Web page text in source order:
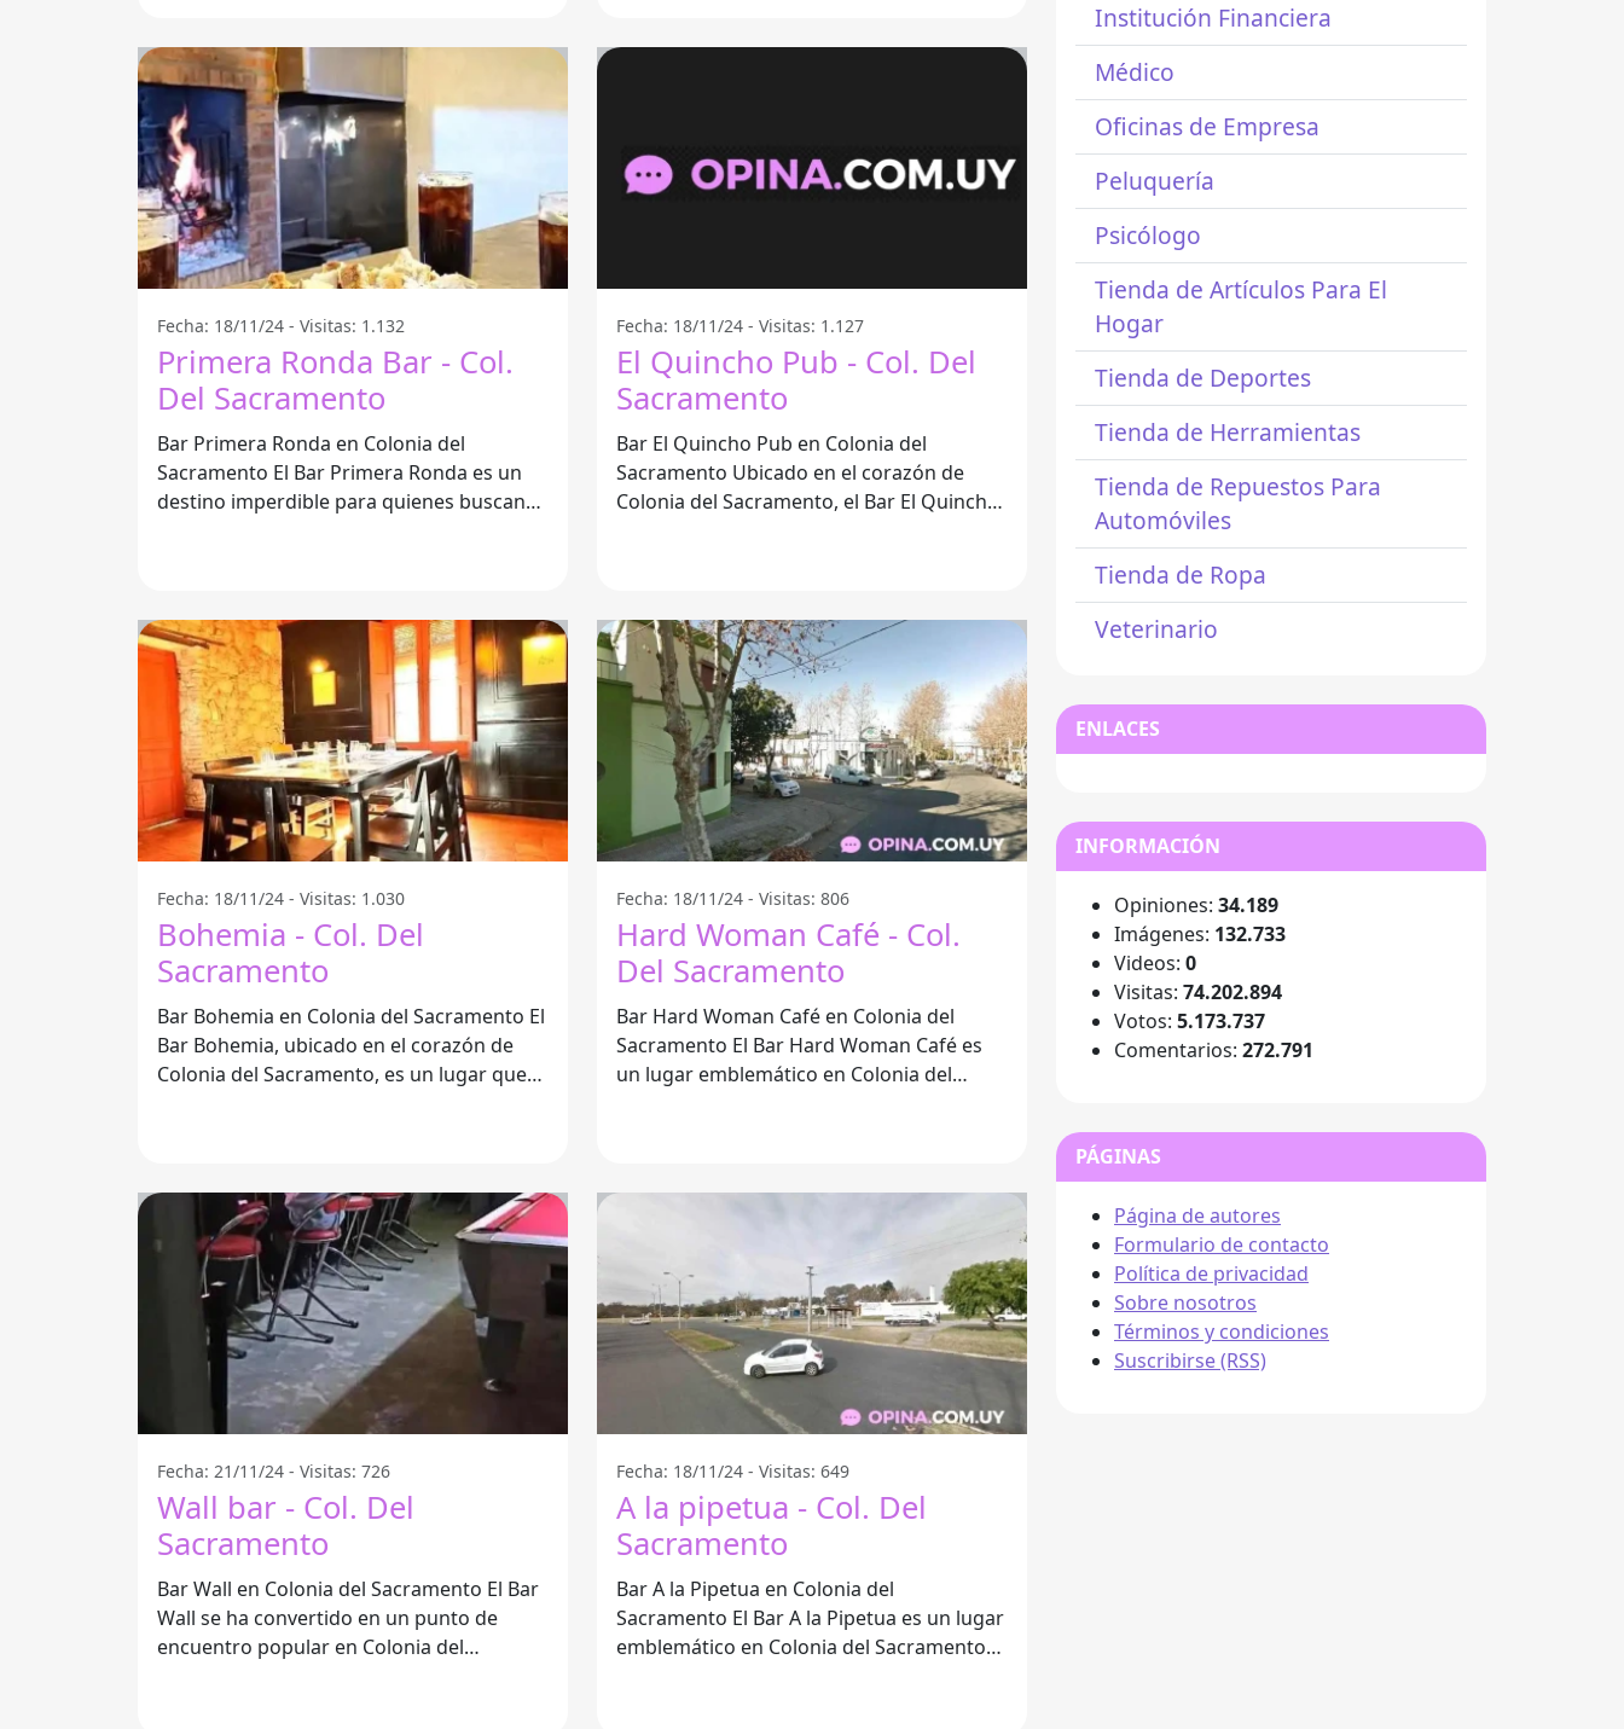
Fecha: 18/11/24 - Visitas: 1.132
Primera Ronda Bar - Col.
Del Sacramento
Bar Primera Ronda en Colonia del
Sacramento El Bar Primera Ronda es un
destino imperdible para quienes buscan
Fecha: 18/11/24 - Visitas: 1.127
El Quincho Pub - Col. Del
Sacramento
Bar El Quincho Pub en Colonia del
Sacramento Ubicado en el corazón de
Colonia del Sacramento, el Bar El Quincho
Fecha: 18/11/24 - Visitas: 1.030
Bohemia - Col. Del
Sacramento
Bar Bohemia en Colonia del Sacramento El
Bar Bohemia, ubicado en el corazón de
Colonia del Sacramento, es un lugar que
Fecha: 18/11/24 - Visitas: 806
Hard Woman Café - Col.
Del Sacramento
Bar Hard Woman Café en Colonia del
Sacramento El Bar Hard Woman Café es
un lugar emblemático en Colonia del
Fecha: 21/11/24 - Visitas: 726
Wall bar - Col. Del
Sacramento
Bar Wall en Colonia del Sacramento El Bar
Wall se ha convertido en un punto de
encuentro popular en Colonia del
Fecha: 18/11/24 - Visitas: 649
A la pipetua - Col. Del
Sacramento
Bar A la Pipetua en Colonia del
Sacramento El Bar A la Pipetua es un lugar
emblemático en Colonia del Sacramento
Institución Financiera
Médico
Oficinas de Empresa
Peluquería
Psicólogo
Tienda de Artículos Para El
Hogar
Tienda de Deportes
Tienda de Herramientas
Tienda de Repuestos Para
Automóviles
Tienda de Ropa
Veterinario
ENLACES
INFORMACIÓN
Opiniones: 34.189
Imágenes: 132.733
Videos: 0
Visitas: 74.202.894
Votos: 5.173.737
Comentarios: 272.791
PÁGINAS
Página de autores
Formulario de contacto
Política de privacidad
Sobre nosotros
Términos y condiciones
Suscribirse (RSS)